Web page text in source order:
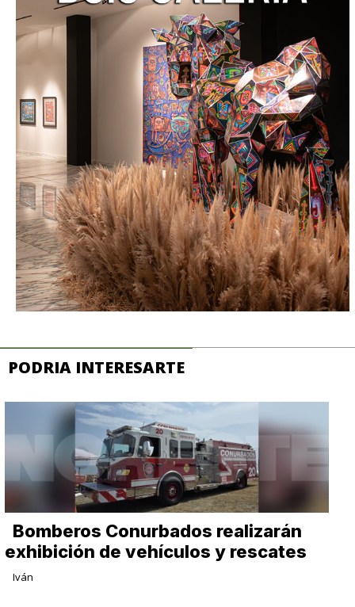
PODRIA INTERESARTE
Bomberos Conurbados realizarán
exhibición de vehículos y rescates
Iván